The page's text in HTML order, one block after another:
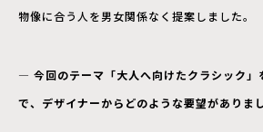
物像に合う人を男女関係なく提案しました。
― 今回のテーマ「大人へ向けたクラシック」
で、デザイナーからどのような要望がありま